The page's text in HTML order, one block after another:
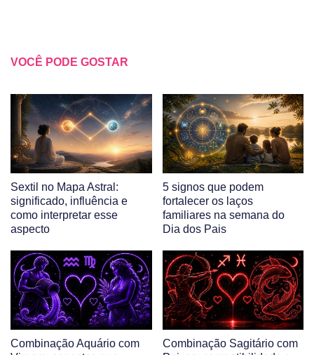
VOCÊ PODE GOSTAR
Sextil no Mapa Astral:
significado, influência e
como interpretar esse
aspecto
5 signos que podem
fortalecer os laços
familiares na semana do
Dia dos Pais
Combinação Aquário com
Combinação Sagitário com